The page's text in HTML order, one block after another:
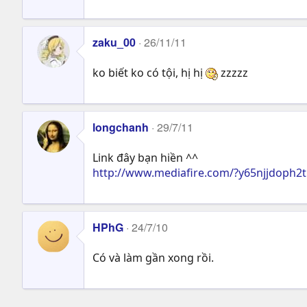
zaku_00 26/11/11
ko biết ko có tội, hị hị zzzzz
longchanh 29/7/11
Link đây bạn hiền ^^
http://www.mediafire.com/
HPhG 24/7/10
Có và làm gần xong rồi.